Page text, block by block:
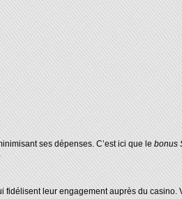
ses dépenses. C’est ici que le bonus
leur engagement auprès du